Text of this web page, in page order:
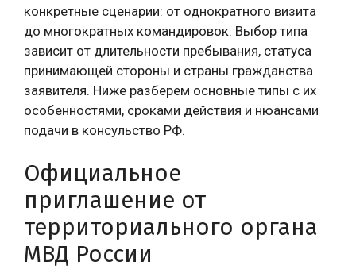
конкретные сценарии: от однократного визита
до многократных командировок. Выбор типа
зависит от длительности пребывания, статуса
принимающей стороны и страны гражданства
заявителя. Ниже разберем основные типы с их
особенностями, сроками действия и нюансами
подачи в консульство РФ.
Официальное
приглашение от
территориального органа
МВД России